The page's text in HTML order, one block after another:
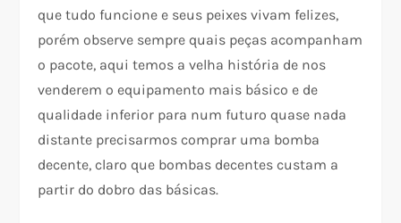
que tudo funcione e seus peixes vivam felizes,
porém observe sempre quais peças acompanham
o pacote, aqui temos a velha história de nos
venderem o equipamento mais básico e de
qualidade inferior para num futuro quase nada
distante precisarmos comprar uma bomba
decente, claro que bombas decentes custam a
partir do dobro das básicas.